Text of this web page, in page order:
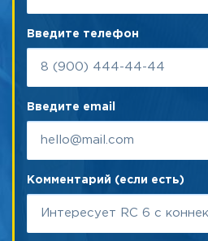
Введите телефон
Введите email
Комментарий (если есть)